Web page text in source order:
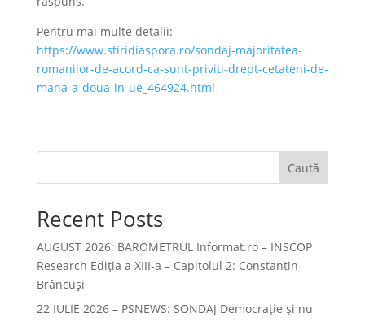
Pentru mai multe detalii:
https://www.stiridiaspora.ro/sondaj-majoritatea-
romanilor-de-acord-ca-sunt-priviti-drept-cetateni-de-
mana-a-doua-in-ue_464924.html
Caută
Recent Posts
AUGUST 2026: BAROMETRUL Informat.ro – INSCOP
Research Ediția a XIII-a – Capitolul 2: Constantin
Brâncuși
22 IULIE 2026 – PSNEWS: SONDAJ Democrație și nu